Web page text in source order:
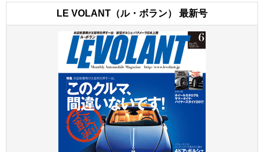
LE VOLANT（ル・ボラン） 最新号